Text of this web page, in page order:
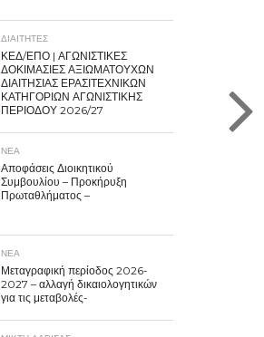
ΔΙΑΙΤΗΤΕΣ
ΚΕΔ/ΕΠΟ | ΑΓΩΝΙΣΤΙΚΕΣ
ΔΟΚΙΜΑΣΙΕΣ ΑΞΙΩΜΑΤΟΥΧΩΝ
ΔΙΑΙΤΗΣΙΑΣ ΕΡΑΣΙΤΕΧΝΙΚΩΝ
ΚΑΤΗΓΟΡΙΩΝ ΑΓΩΝΙΣΤΙΚΗΣ
ΠΕΡΙΟΔΟΥ 2026/27
ΝΕΑ
Αποφάσεις Διοικητικού
Συμβουλίου – Προκήρυξη
Πρωταθλήματος –
ΝΕΑ
Μεταγραφική περίοδος 2026-
2027 – αλλαγή δικαιολογητικών
για τις μεταβολές-